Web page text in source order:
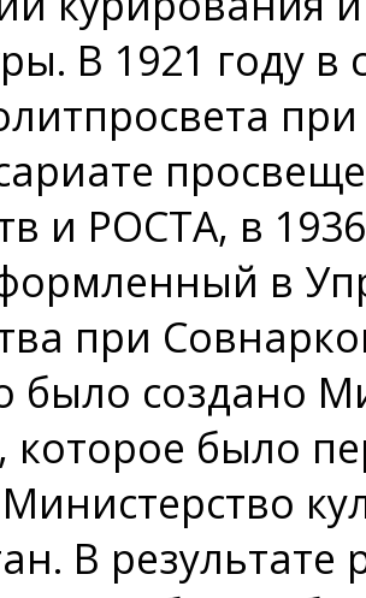
В 1921 году в
и РОСТА, в
в
при
было создано
которое было
В